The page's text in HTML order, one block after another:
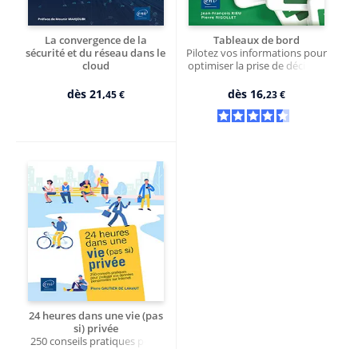
La convergence de la
sécurité et du réseau dans le
cloud
(SASE)
dès 21,45 €
Tableaux de bord
Pilotez vos informations pour
optimiser la prise de décision
365...)
dès 16,23 €
24 heures dans une vie (pas
si) privée
250 conseils pratiques pour